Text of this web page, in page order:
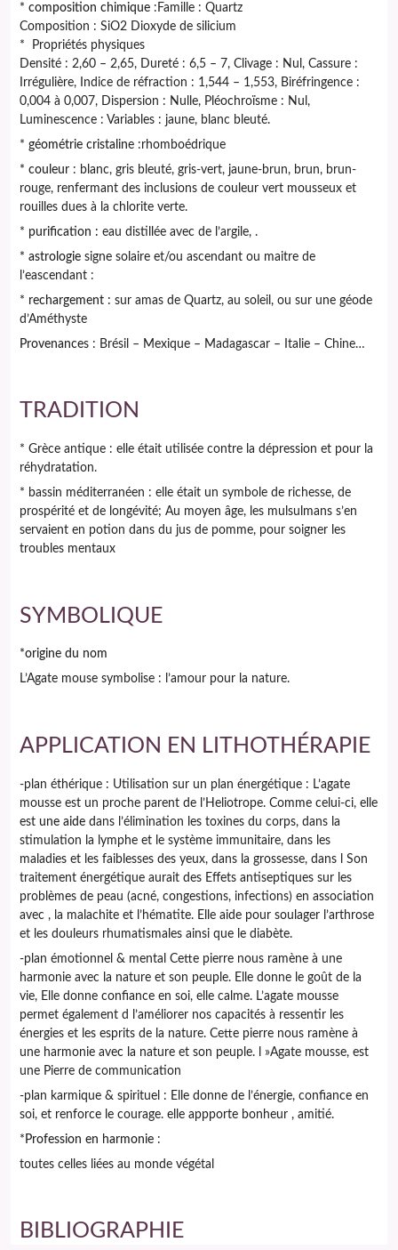
* composition chimique :Famille : Quartz
Composition : SiO2 Dioxyde de silicium
*
Propriétés physiques
Densité : 2,60 – 2,65, Dureté : 6,5 – 7, Clivage : Nul, Cassure :
Irrégulière, Indice de réfraction : 1,544 – 1,553, Biréfringence :
0,004 à 0,007, Dispersion : Nulle, Pléochroïsme : Nul,
Luminescence : Variables : jaune, blanc bleuté.
* géométrie cristaline :rhomboédrique
* couleur : blanc, gris bleuté, gris-vert, jaune-brun, brun, brun-
rouge, renfermant des inclusions de couleur vert mousseux et
rouilles dues à la chlorite verte.
* purification :eau distillée avec de l’argile, .
* astrologie signe solaire et/ou ascendant ou maitre de
l’eascendant :
* rechargement :sur amas de Quartz, au soleil, ou sur une géode
d’Améthyste
Provenances : Brésil – Mexique – Madagascar – Italie – Chine…
TRADITION
* Grèce antique : elle était utilisée contre la dépression et pour la
réhydratation.
* bassin méditerranéen : elle était un symbole de richesse, de
prospérité et de longévité; Au moyen âge, les mulsulmans s’en
servaient en potion dans du jus de pomme, pour soigner les
troubles mentaux
SYMBOLIQUE
*origine du nom
L’Agate mouse symbolise : l’amour pour la nature.
APPLICATION EN LITHOTHÉRAPIE
-plan éthérique : Utilisation sur un plan énergétique : L’agate
mousse est un proche parent de l’Heliotrope. Comme celui-ci, elle
estune aidedans l’élimination les toxines du corps, dans la
stimulation la lymphe et le système immunitaire, dans les
maladies et les faiblesses des yeux, dans la grossesse, dans l Son
traitement énergétique aurait des Effets antiseptiques sur les
problèmes de peau (acné, congestions, infections) en association
avec , la malachite et l’hématite. Elle aide pour soulager l’arthrose
et les douleurs rhumatismales ainsi que le diabète.
-plan émotionnel & mental Cette pierre nous ramène à une
harmonie avec la nature et son peuple. Elle donne le goût de la
vie, Elle donne confiance en soi, elle calme. L’agate mousse
permet également d l’améliorer nos capacités à ressentir les
énergies et les esprits de la nature. Cette pierre nous ramène à
une harmonie avec la nature et son peuple. l »Agate mousse, est
une Pierre de communication
-plan karmique & spirituel : Elle donne de l’énergie, confiance en
soi, et renforce le courage. elle appporte bonheur , amitié.
* Profession en harmonie :
toutes celles liées au monde végétal
BIBLIOGRAPHIE